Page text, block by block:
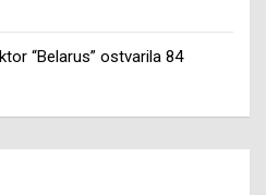
“Belarus” ostvarila 84